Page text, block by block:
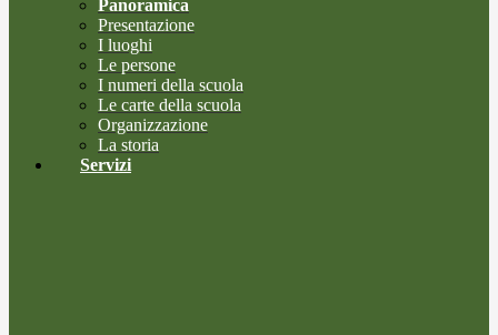
Panoramica
Presentazione
I luoghi
Le persone
I numeri della scuola
Le carte della scuola
Organizzazione
La storia
Servizi